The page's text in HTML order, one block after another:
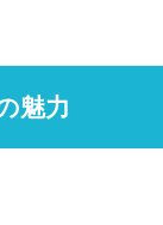
魅力